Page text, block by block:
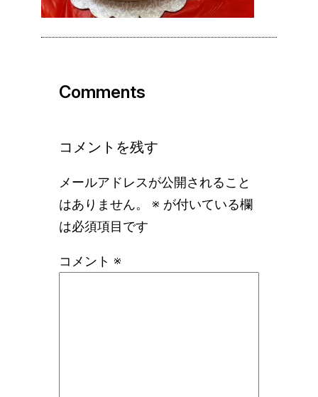
Comments
コメントを残す
メールアドレスが公開されること
はありません。
※ が付いている欄
は必須項目です
コメント ※